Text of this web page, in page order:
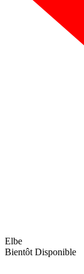
Elbe
Bientôt Disponible